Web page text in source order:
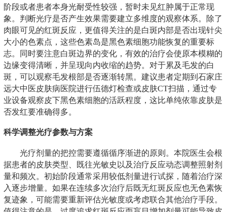
阶段或者患者本身光耐受性较强，暂时未见红肿属于正常现
象。判断光疗是否产生效果需要建立多维度的观察体系。除了
肉眼可见的红斑反应，更值得关注的是白斑内部是否出现针尖
大小的色素点，这些色素岛是黑色素细胞功能恢复的重要标
志。同时要注意白斑边界的变化，有效的治疗会使原本模糊的
边缘变得清晰，并呈现向内收缩的趋势。对于累及毛发的白
斑，可以观察毛发根部是否逐渐转黑。建议患者定期到石家庄
远大中医皮肤病医院进行伍德灯检查或皮肤CT扫描，通过专
业设备观察皮下黑色素细胞的活跃程度，这比单纯依靠皮肤是
否发红要准确得多。
科学调整光疗参数与方案
光疗剂量的把控需要遵循循序渐进的原则。本院医生会根
据患者的皮肤类型、既往光敏史以及治疗反应动态调整照射剂
量和频次。初始阶段通常采用较低剂量进行试探，随着治疗深
入逐步增量。如果在连续多次治疗后既无红斑反应也无色素恢
复迹象，可能需要重新评估光敏度或考虑联合其他治疗手段。